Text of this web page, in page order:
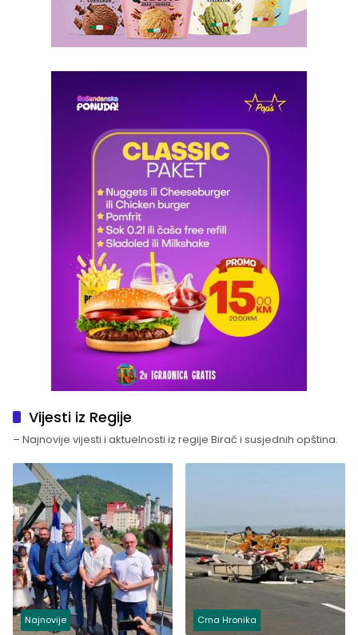
Vijesti iz Regije
– Najnovije vijesti i aktuelnosti iz regije Birač i susjednih opština.
Najnovije Crna Hronika